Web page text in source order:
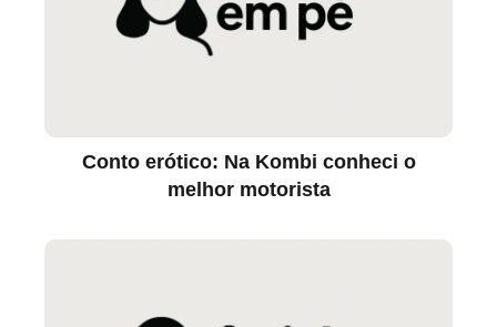
Conto erótico: Na Kombi conheci o
melhor motorista